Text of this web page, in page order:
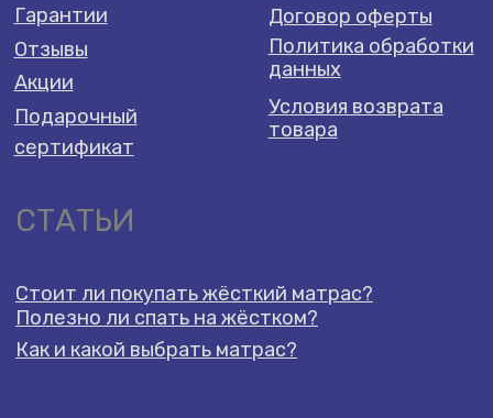
Разработка сайта
2026 Adara Dreams ©️